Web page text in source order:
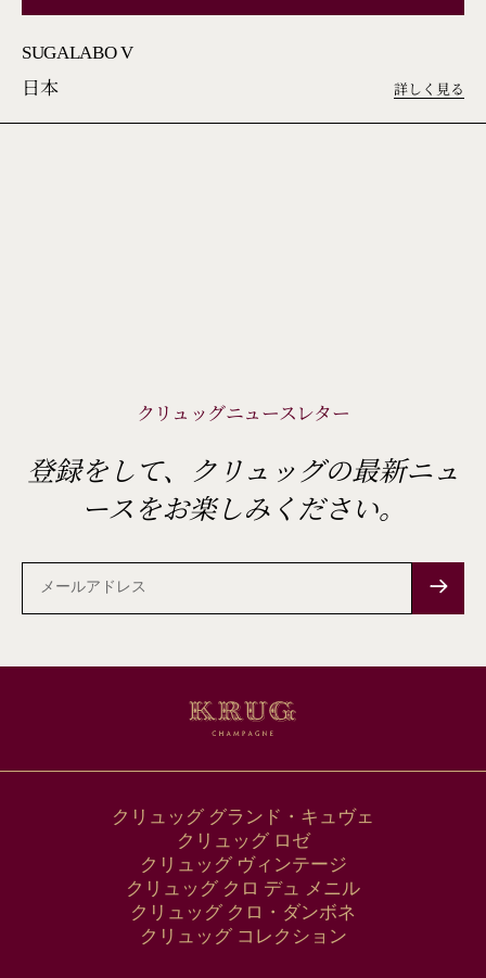
SUGALABO V
日本 詳しく見る
クリュッグニュースレター
登録をして、クリュッグの最新ニュ
ースをお楽しみください。
メ
ー
ル
ア
ド
クリュッグ グランド・キュヴェ
クリュッグ ロゼ
クリュッグ ヴィンテージ
クリュッグ クロ デュ メニル
クリュッグ クロ・ダンボネ
クリュッグ コレクション